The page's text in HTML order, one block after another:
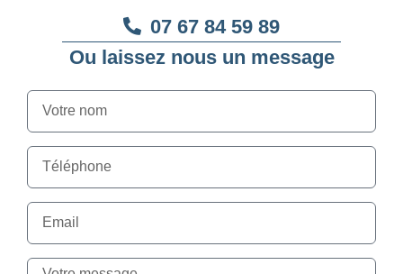
07 67 84 59 89
Ou laissez nous un message